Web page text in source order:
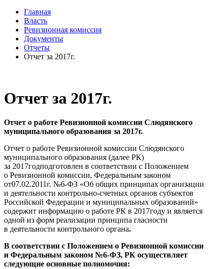
Главная
Власть
Ревизионная комиссия
Документы
Отчеты
Отчет за 2017г.
Отчет за 2017г.
Отчет о работе Ревизионной комиссии Слюдянского
муниципального образования за 2017г.
Отчет о работе Ревизионной комиссии Слюдянского
муниципального образования (далее РК)
за 2017годподготовлен в соответствии с Положением
о Ревизионной комиссии, Федеральным законом
от07.02.2011г. №6-ФЗ «Об общих принципах организации
и деятельности контрольно-счетных органов субъектов
Российской Федерации и муниципальных образований»
содержит информацию о работе РК в 2017году и является
одной из форм реализации принципа гласности
в деятельности контрольного органа.
В соответствии с Положением о Ревизионной комиссии
и Федеральным законом №6-ФЗ, РК осуществляет
следующие основные полномочия: